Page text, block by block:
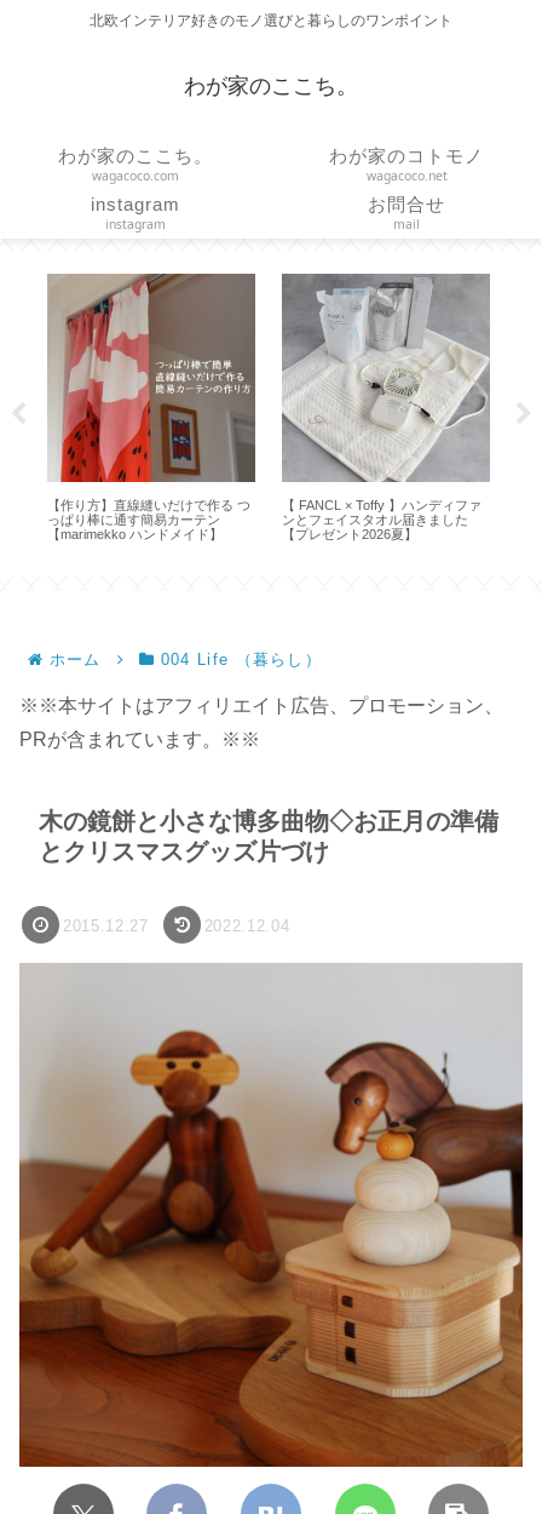
北欧インテリア好きのモノ選びと暮らしのワンポイント
わが家のここち。
わが家のここち。
wagacoco.com
わが家のコトモノ
wagacoco.net
instagram
instagram
お問合せ
mail
【作り方】直線縫いだけで作る つ
っぱり棒に通す簡易カーテン
【marimekko ハンドメイド】
【 FANCL × Toffy 】ハンディファ
ンとフェイスタオル届きました
【プレゼント2026夏】
ホーム 004 Life （暮らし）
※※本サイトはアフィリエイト広告、プロモーション、
PRが含まれています。※※
木の鏡餅と小さな博多曲物◇お正月の準備
とクリスマスグッズ片づけ
2015.12.27 2022.12.04